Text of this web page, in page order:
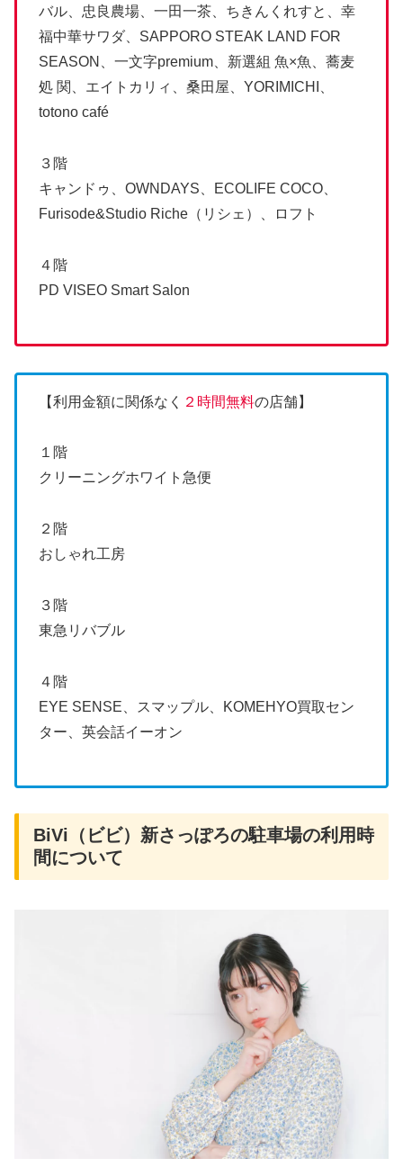
バル、忠良農場、一田一茶、ちきんくれすと、幸
福中華サワダ、SAPPORO STEAK LAND FOR
SEASON、一文字premium、新選組 魚×魚、蕎麦
処 関、エイトカリィ、桑田屋、YORIMICHI、
totono café
３階
キャンドゥ、OWNDAYS、ECOLIFE COCO、
Furisode&Studio Riche（リシェ）、ロフト
４階
PD VISEO Smart Salon
【利用金額に関係なく ２時間無料の店舗】
１階
クリーニングホワイト急便
２階
おしゃれ工房
３階
東急リバブル
４階
EYE SENSE、スマップル、KOMEHYO買取セン
ター、英会話イーオン
BiVi（ビビ）新さっぽろの駐車場の利用時
間について